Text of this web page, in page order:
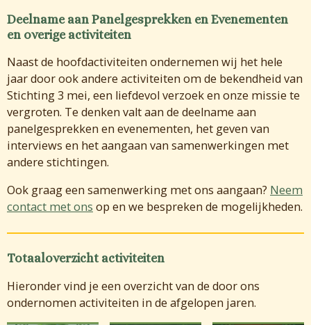
Deelname aan Panelgesprekken en Evenementen
en overige activiteiten
Naast de hoofdactiviteiten ondernemen wij het hele
jaar door ook andere activiteiten om de bekendheid van
Stichting 3 mei, een liefdevol verzoek en onze missie te
vergroten. Te denken valt aan de deelname aan
panelgesprekken en evenementen, het geven van
interviews en het aangaan van samenwerkingen met
andere stichtingen.
Ook graag een samenwerking met ons aangaan? Neem
contact met ons op en we bespreken de mogelijkheden.
Totaaloverzicht activiteiten
Hieronder vind je een overzicht van de door ons
ondernomen activiteiten in de afgelopen jaren.